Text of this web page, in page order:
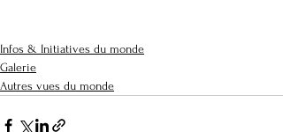
Infos & Initiatives du monde
Galerie
Autres vues du monde